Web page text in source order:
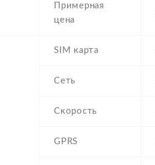
Примерная
цена
SIM карта
Сеть
Скорость
GPRS